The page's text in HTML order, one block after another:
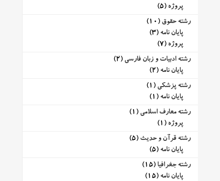
پروژه (5)
رشته حقوق (10)
پایان نامه (3)
پروژه (7)
رشته ادبیات و زبان فارسی (2)
پایان نامه (2)
رشته پزشکی (1)
پایان نامه (1)
رشته معارف اسلامی (1)
پروژه (1)
رشته قرآن و حدیث (5)
پایان نامه (5)
رشته جغرافیا (15)
پایان نامه (15)